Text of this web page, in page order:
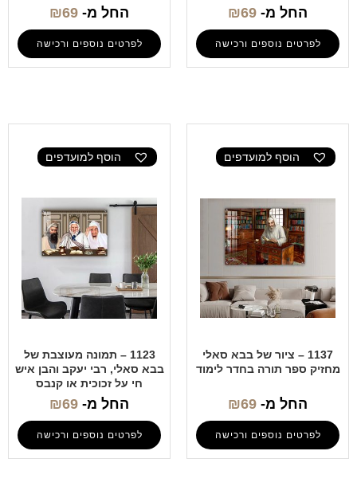
החל מ- ₪69
לפרטים נוספים ורכישה
החל מ- ₪69
לפרטים נוספים ורכישה
הוסף למועדפים
1137 – ציור של בבא סאלי
מחזיק ספר תורה בחדר לימוד
החל מ- ₪69
לפרטים נוספים ורכישה
הוסף למועדפים
1123 – תמונה מעוצבת של
בבא סאלי, רבי יעקב והבן איש
חי על זכוכית או קנבס
החל מ- ₪69
לפרטים נוספים ורכישה